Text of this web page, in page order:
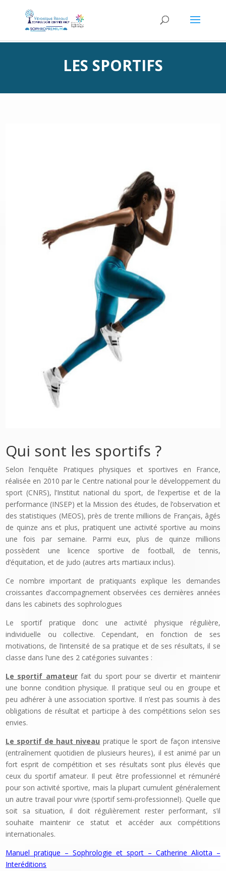
LES SPORTIFS
Qui sont les sportifs ?
Selon l’enquête Pratiques physiques et sportives en France,
réalisée en 2010 par le Centre national pour le développement du
sport (CNRS), l’Ins­titut national du sport, de l’expertise et de la
performance (INSEP) et la Mission des études, de l’observation et
des statistiques (MEOS), près de trente millions de Français, âgés
de quinze ans et plus, pratiquent une activité sportive au moins
une fois par semaine. Parmi eux, plus de quinze millions
possèdent une licence sportive de football, de tennis,
d’équitation, et de judo (autres arts martiaux inclus).
Ce nombre important de pratiquants explique les demandes
croissantes d’accompagnement observées ces dernières années
dans les cabinets des sophrologues
Le sportif pratique donc une activité phy­sique régulière,
individuelle ou collective. Cependant, en fonction de ses
motivations, de l’intensité de sa pratique et de ses résultats, il se
classe dans l’une des 2 catégories suivantes :
Le sportif amateurfait du sport pour se divertir et maintenir
une bonne condition physique. Il pratique seul ou en groupe et
peu adhérer à une association sportive. Il n’est pas soumis à des
obligations de résultat et participe à des compétitions selon ses
envies.
Le sportif de haut niveau pratique le sport de façon inten­sive
(entraînement quotidien de plusieurs heures), il est animé par un
fort esprit de compétition et ses résultats sont plus éle­vés que
ceux du sportif amateur. Il peut être professionnel et rémunéré
pour son activité sportive, mais la plupart cumulent généralement
un autre travail pour vivre (sportif semi-profes­sionnel). Quelle que
soit sa situation, il doit régulièrement rester performant, s’il
souhaite maintenir ce statut et accéder aux com­pétitions
internationales.
Manuel pratique – Sophrologie et sport – Catherine Aliotta –
Interéditions